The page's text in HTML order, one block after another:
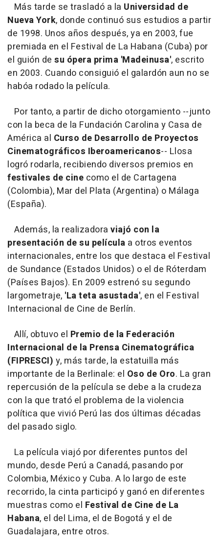
Más tarde se trasladó a la Universidad de
Nueva York, donde continuó sus estudios a partir
de 1998. Unos años después, ya en 2003, fue
premiada en el Festival de La Habana (Cuba) por
el guión de su ópera prima 'Madeinusa', escrito
en 2003. Cuando consiguió el galardón aun no se
habóa rodado la película.
Por tanto, a partir de dicho otorgamiento --junto
con la beca de la Fundación Carolina y Casa de
América al Curso de Desarrollo de Proyectos
Cinematográficos Iberoamericanos-- Llosa
logró rodarla, recibiendo diversos premios en
festivales de cine como el de Cartagena
(Colombia), Mar del Plata (Argentina) o Málaga
(España).
Además, la realizadora viajó con la
presentación de su película a otros eventos
internacionales, entre los que destaca el Festival
de Sundance (Estados Unidos) o el de Róterdam
(Países Bajos). En 2009 estrenó su segundo
largometraje, 'La teta asustada', en el Festival
Internacional de Cine de Berlín.
Allí, obtuvo el Premio de la Federación
Internacional de la Prensa Cinematográfica
(FIPRESCI) y, más tarde, la estatuilla más
importante de la Berlinale: el Oso de Oro. La gran
repercusión de la película se debe a la crudeza
con la que trató el problema de la violencia
política que vivió Perú las dos últimas décadas
del pasado siglo.
La película viajó por diferentes puntos del
mundo, desde Perú a Canadá, pasando por
Colombia, México y Cuba. A lo largo de este
recorrido, la cinta participó y ganó en diferentes
muestras como el Festival de Cine de La
Habana, el del Lima, el de Bogotá y el de
Guadalajara, entre otros.